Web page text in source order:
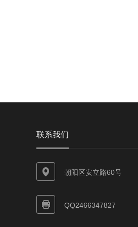
联系我们
朝阳区安立路60号
QQ2466347827